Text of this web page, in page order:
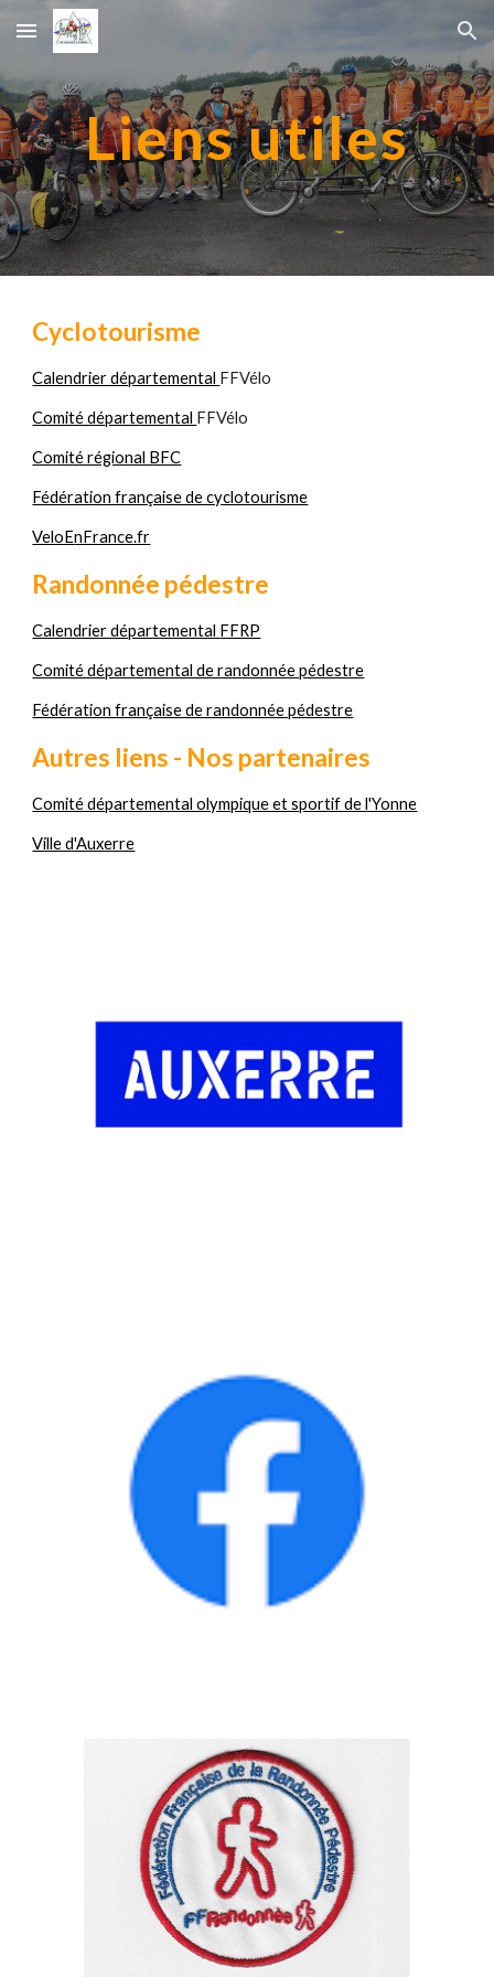
Skip to main content Skip to navigation
Liens utiles
Cyclotourisme
Calendrier départemental FFVélo
Comité départemental FFVélo
Comité régional BFC
Fédération française de cyclotourisme
VeloEnFrance.fr
Randonnée pédestre
Calendrier départemental FFRP
Comité départemental de randonnée pédestre
Fédération française de randonnée pédestre
Autres liens - Nos partenaires
Comité départemental olympique et sportif de l'Yonne
Ville d'Auxerre